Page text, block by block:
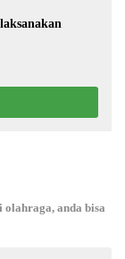
anda bisa